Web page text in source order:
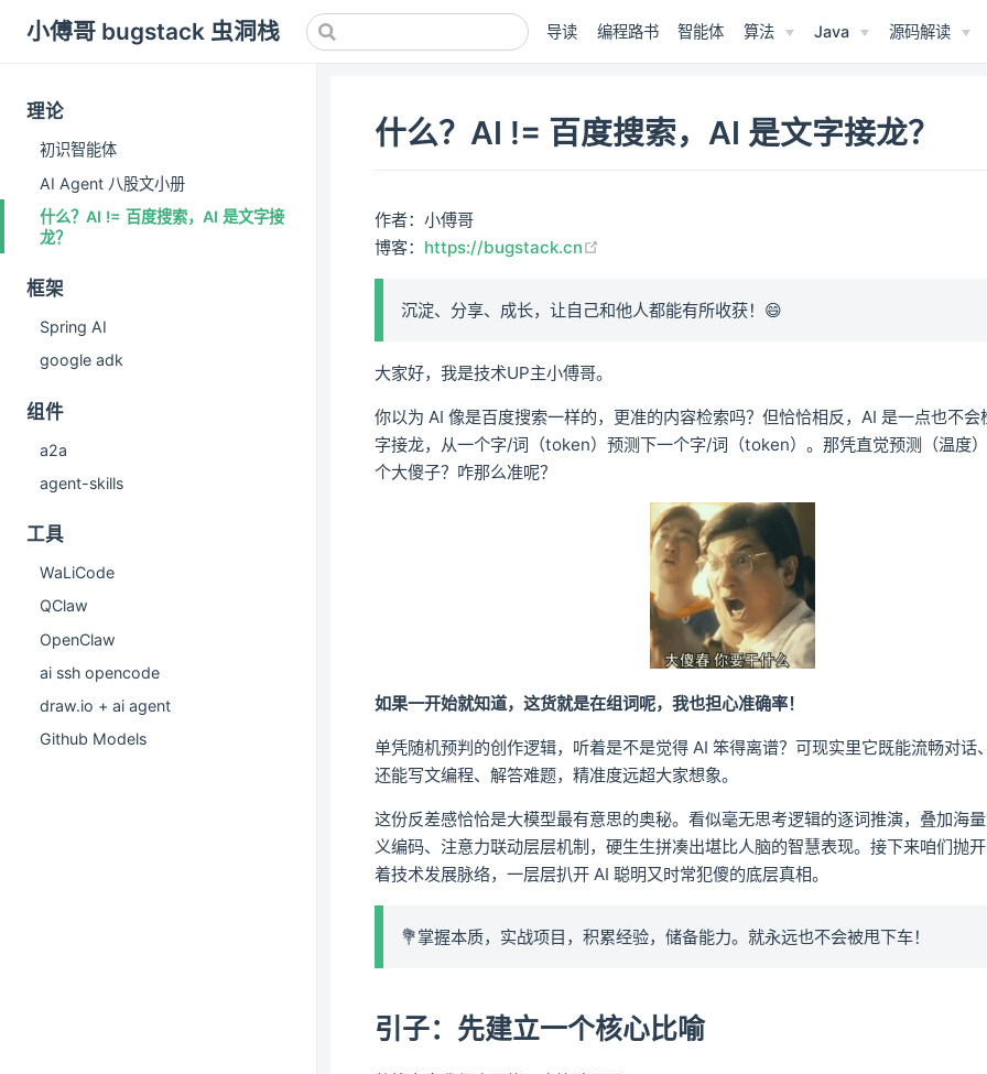
小傅哥 bugstack 虫洞栈 导读 编程路书 智能体 算法 Java 源码解读
理论
初识智能体
AI Agent 八股文小册
什么？AI != 百度搜索，AI 是文字接
龙？
框架
Spring AI
google adk
组件
a2a
agent-skills
工具
WaLiCode
QClaw
OpenClaw
ai ssh opencode
draw.io + ai agent
Github Models
什么？AI != 百度搜索，AI 是文字接龙？
作者：小傅哥
博客： https://bugstack.cn
沉淀、分享、成长，让自己和他人都能有所收获！😄
大家好，我是技术UP主小傅哥。
你以为 AI 像是百度搜索一样的，更准的内容检索吗？但恰恰相反，AI 是一点也不会
字接龙，从一个字/词（token）预测下一个字/词（token）。那凭直觉预测（温度
个大傻子？咋那么准呢？
如果一开始就知道，这货就是在组词呢，我也担心准确率！
单凭随机预判的创作逻辑，听着是不是觉得 AI 笨得离谱？可现实里它既能流畅对话
还能写文编程、解答难题，精准度远超大家想象。
这份反差感恰恰是大模型最有意思的奥秘。看似毫无思考逻辑的逐词推演，叠加海
义编码、注意力联动层层机制，硬生生拼凑出堪比人脑的智慧表现。接下来咱们抛
着技术发展脉络，一层层扒开 AI 聪明又时常犯傻的底层真相。
💐掌握本质，实战项目，积累经验，储备能力。就永远也不会被甩下车！
引子：先建立一个核心比喻